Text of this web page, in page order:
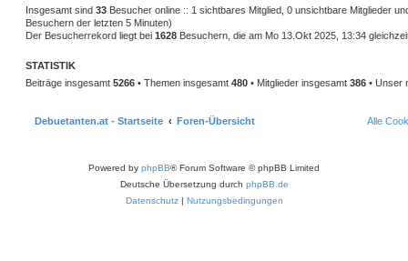
r
a
Insgesamt sind 33 Besucher online :: 1 sichtbares Mitglied, 0 unsichtbare Mitglieder
Besuchern der letzten 5 Minuten)
Der Besucherrekord liegt bei 1628 Besuchern, die am Mo 13.Okt 2025, 13:34
STATISTIK
Beiträge insgesamt 5266 • Themen insgesamt 480 • Mitglieder insgesamt 386 • Unser
Debuetanten.at - Startseite Foren-Übersicht Alle
Powered by phpBB® Forum Software © phpBB Limited
Deutsche Übersetzung durch phpBB.de
Datenschutz| Nutzungsbedingungen